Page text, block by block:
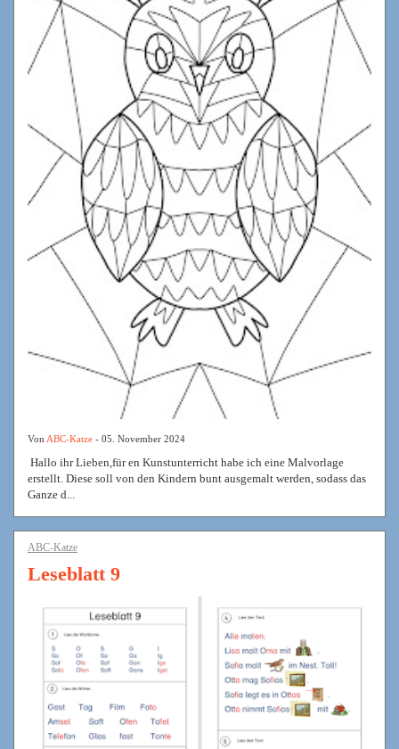
Von ABC-Katze - 05. November 2024
Hallo ihr Lieben,für en Kunstunterricht habe ich eine Malvorlage
erstellt. Diese soll von den Kindern bunt ausgemalt werden, sodass das
Ganze d...
ABC-Katze
Leseblatt 9